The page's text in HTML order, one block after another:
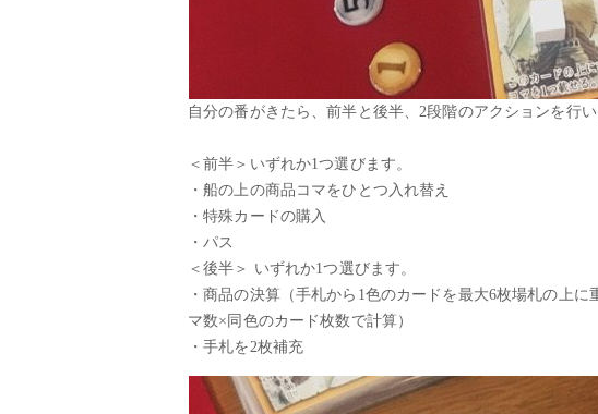
自分の番がきたら、前半と後半、2段階のアクションを行い
＜前半＞いずれか1つ選びます。
・船の上の商品コマをひとつ入れ替え
・特殊カードの購入
・パス
＜後半＞ いずれか1つ選びます。
・商品の決算（手札から1色のカードを最大6枚場札の上
マ数×同色のカード枚数で計算）
・手札を2枚補充